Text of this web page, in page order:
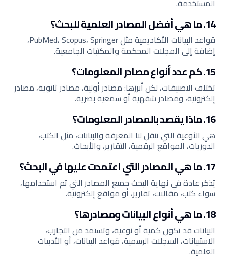
14. ما هي أفضل المصادر العلمية للبحث؟
قواعد البيانات الأكاديمية مثل PubMed، Scopus، Springer،
إضافة إلى المجلات المحكمة والمكتبات الجامعية.
15. كم عدد أنواع مصادر المعلومات؟
تختلف التصنيفات، لكن أبرزها: مصادر أولية، مصادر ثانوية، مصادر
إلكترونية، ومصادر شفهية أو سمعية بصرية.
16. ماذا يقصد بالمصادر المعلومات؟
هي الأوعية التي تنقل لنا المعرفة والبيانات، مثل الكتب،
الدوريات، المواقع الرقمية، التقارير، والأبحاث.
17. ما هي المصادر التي اعتمدت عليها في البحث؟
يُذكر عادة في نهاية البحث جميع المصادر التي تم استخدامها،
سواء كتب، مقالات، تقارير، أو مواقع إلكترونية.
18. ما هي أنواع البيانات ومصادرها؟
البيانات قد تكون كمية أو نوعية، وتستمد من التجارب،
الاستبيانات، السجلات الرسمية، قواعد البيانات، أو الأدبيات
العلمية.